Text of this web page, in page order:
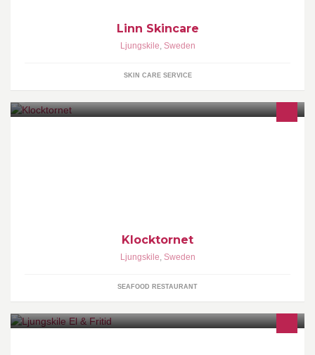
Linn Skincare
Ljungskile, Sweden
SKIN CARE SERVICE
Klocktornet
Ljungskile, Sweden
SEAFOOD RESTAURANT